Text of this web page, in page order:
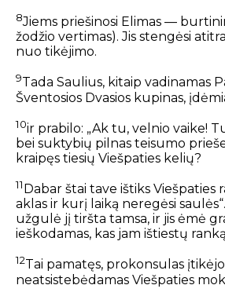
8Jiems priešinosi Elimas —
žodžio vertimas). Jis stengėsi
nuo tikėjimo.
9Tada Saulius, kitaip vadinamas
Šventosios Dvasios kupinas,
10ir prabilo: „Ak tu, velnio vaike!
bei suktybių pilnas teisumo
kraipęs tiesių Viešpaties kelių?
11 Dabar štai tave ištiks Viešpaties
aklas ir kurį laiką neregėsi
užgulė jį tiršta tamsa, ir jis ėmė
ieškodamas, kas jam ištiestų
12Tai pamatęs, prokonsulas
neatsistebėdamas Viešpaties